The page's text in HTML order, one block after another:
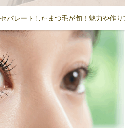
セパレートしたまつ毛が旬！魅力や作